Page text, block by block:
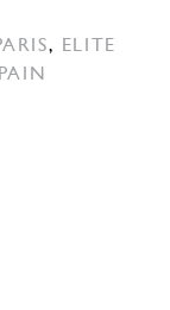
,
ELITE